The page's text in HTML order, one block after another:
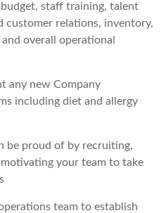
staff training, talent
customer relations, inventory,
overall operational
any new Company
including diet and allergy
be proud of by recruiting,
your team to take
team to establish